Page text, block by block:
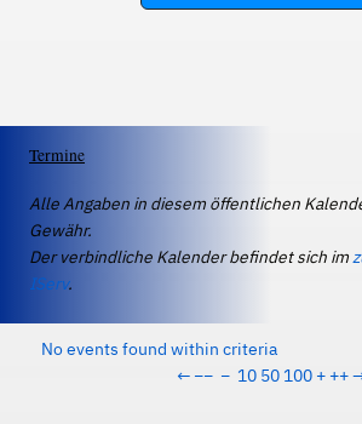
Termine
Alle Angaben in diesem öffentlichen
Gewähr.
Der verbindliche Kalender befindet sich im
IServ.
No events found within criteria
← −− − 10 50 100 + ++